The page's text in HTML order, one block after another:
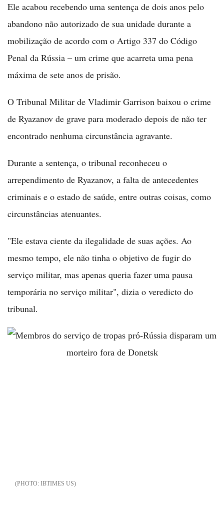
Ele acabou recebendo uma sentença de dois anos pelo
abandono não autorizado de sua unidade durante a
mobilização de acordo com o Artigo 337 do Código
Penal da Rússia – um crime que acarreta uma pena
máxima de sete anos de prisão.
O Tribunal Militar de Vladimir Garrison baixou o crime
de Ryazanov de grave para moderado depois de não ter
encontrado nenhuma circunstância agravante.
Durante a sentença, o tribunal reconheceu o
arrependimento de Ryazanov, a falta de antecedentes
criminais e o estado de saúde, entre outras coisas, como
circunstâncias atenuantes.
"Ele estava ciente da ilegalidade de suas ações. Ao
mesmo tempo, ele não tinha o objetivo de fugir do
serviço militar, mas apenas queria fazer uma pausa
temporária no serviço militar", dizia o veredicto do
tribunal.
IBTIMES US